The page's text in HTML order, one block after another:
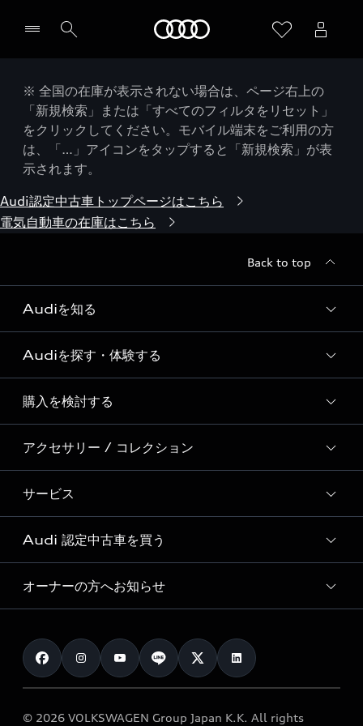
※ 全国の在庫が表示されない場合は、ページ右上の
「新規検索」または「すべてのフィルタをリセット」
をクリックしてください。モバイル端末をご利用の方
は、「…」アイコンをタップすると「新規検索」が表
示されます。
Audi認定中古車トップページはこちら
電気自動車の在庫はこちら
Back to top
Audiを知る
Audi ブランド
Story of Progress
Audi Sport
Formula 1®
デジタルサービス
Audiを探す・体験する
ディーラー検索
新車在庫検索
試乗車・展示車検索
見積り依頼
試乗予約
購入を検討する
モデル一覧
特別仕様モデル / 限定モデル
e-tronラインアップ
価格シミュレーション
車両比較
カタログ一覧
アクセサリー / コレクション
純正アクセサリー
オンラインショップ
Audi collection
アウディナビアプリ
サービス
サービス入庫予約
サービスプログラム
メンテナンス
車検 / 定期点検
e-tronアフターサポート
Audi 認定中古車を買う
Audi認定中古車
クオリティ
保証
メンテナンス
オーナーの方へお知らせ
お知らせ
オーナー様向けキャンペーン
© 2026 VOLKSWAGEN Group Japan K.K. All rights